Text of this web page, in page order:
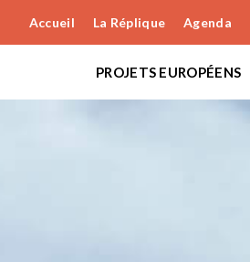
Accueil La Réplique Agenda
PROJETS EUROPÉENS